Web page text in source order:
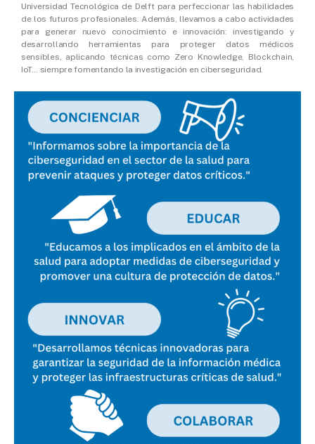
Universidad Tecnológica de Delft para perfeccionar las habilidades
de los futuros profesionales. Además, llevamos a cabo actividades
para generar nuevo conocimiento e innovación: investigando y
desarrollando herramientas para proteger datos médicos
sensibles, aplicando técnicas como Zero Knowledge, Blockchain,
IoT… siempre fomentando la investigación en ciberseguridad.